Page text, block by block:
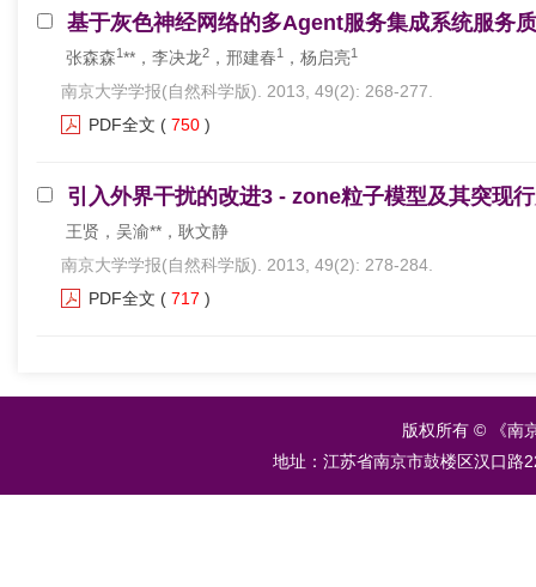
基于灰色神经网络的多Agent服务集成系统服务
张森森1**，李决龙2 ，邢建春1 ，杨启亮1
南京大学学报(自然科学版). 2013, 49(2): 268-277.
PDF全文 ( 750 )
引入外界干扰的改进3 - zone粒子模型及其突现
王贤，吴渝**，耿文静
南京大学学报(自然科学版). 2013, 49(2): 278-284.
PDF全文 ( 717 )
版权所有 © 《南
地址：江苏省南京市鼓楼区汉口